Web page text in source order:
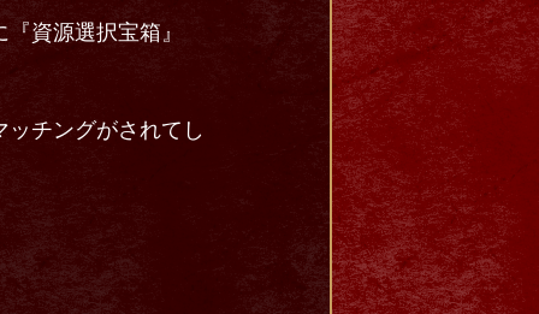
資源選択宝箱』
チングがされてし